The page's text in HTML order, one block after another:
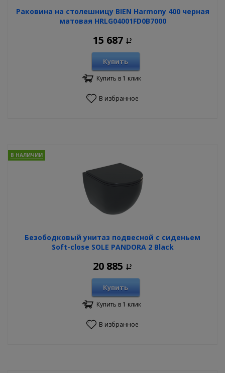
Раковина на столешницу BIEN Harmony 400 черная
матовая HRLG04001FD0B7000
15 687 Р
Купить
Купить в 1 клик
В избранное
Безободковый унитаз подвесной с сиденьем
Soft-close SOLE PANDORA 2 Black
В НАЛИЧИИ
20 885 Р
Купить
Купить в 1 клик
В избранное